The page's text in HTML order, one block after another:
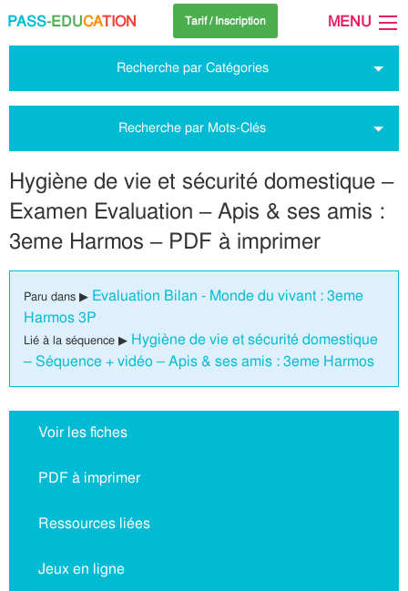
PASS-EDUCATION Tarif / Inscription MENU
Recherche par Catégories
Recherche par Mots-Clés
Hygiène de vie et sécurité domestique –
Examen Evaluation – Apis & ses amis :
3eme Harmos – PDF à imprimer
Paru dans ▶ Evaluation Bilan - Monde du vivant : 3eme
Harmos 3P
Lié à la séquence ▶ Hygiène de vie et sécurité domestique
– Séquence + vidéo – Apis & ses amis : 3eme Harmos
Voir les fiches
PDF à imprimer
Ressources liées
Jeux en ligne